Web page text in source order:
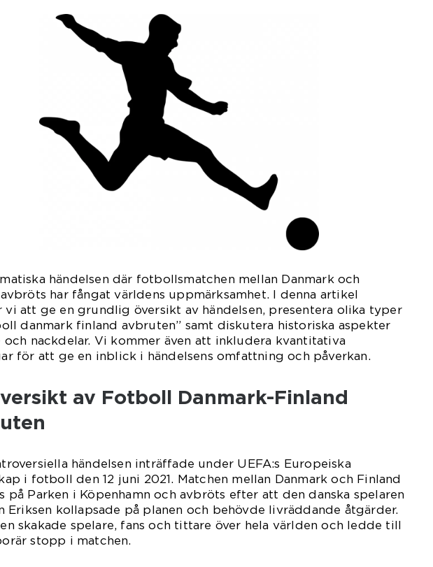
händelsen där fotbollsmatchen mellan Danmark och
har fångat världens uppmärksamhet. I denna artikel
vi att ge en grundlig översikt av händelsen, presentera olika typer
danmark finland avbruten” samt diskutera historiska aspekter
nackdelar. Vi kommer även att inkludera kvantitativa
för att ge en inblick i händelsens omfattning och påverkan.
av Fotboll Danmark-Finland
händelsen inträffade under UEFA:s Europeiska
i fotboll den 12 juni 2021. Matchen mellan Danmark och Finland
på Parken i Köpenhamn och avbröts efter att den danska spelaren
Eriksen kollapsade på planen och behövde livräddande åtgärder.
skakade spelare, fans och tittare över hela världen och ledde till
stopp i matchen.